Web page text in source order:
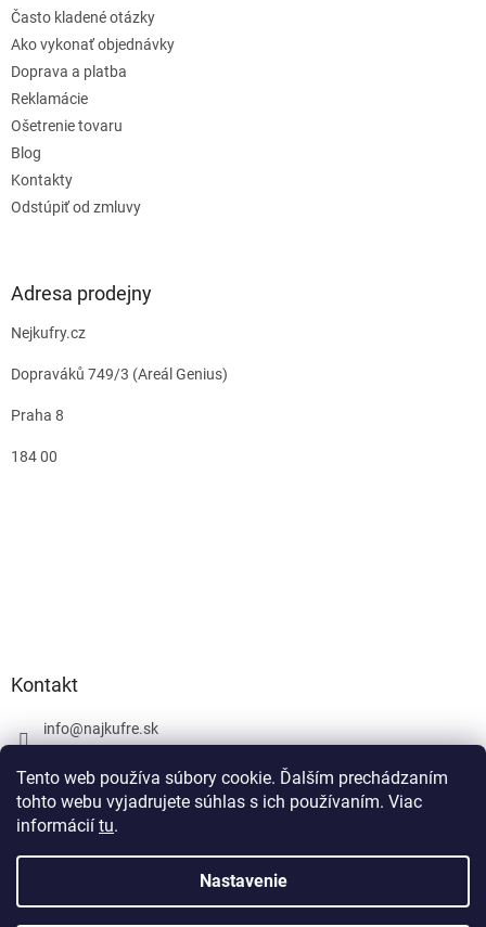
Tento web používa súbory cookie. Ďalším prechádzaním
tohto webu vyjadrujete súhlas s ich používaním. Viac
informácií tu.
Nastavenie
Často kladené otázky
Ako vykonať objednávky
Doprava a platba
Reklamácie
Ošetrenie tovaru
Blog
Kontakty
Odstúpiť od zmluvy
Adresa prodejny
Nejkufry.cz
Dopraváků 749/3 (Areál Genius)
Praha 8
184 00
Kontakt
info@najkufre.sk
Facebook
Vytvoril Shoptet